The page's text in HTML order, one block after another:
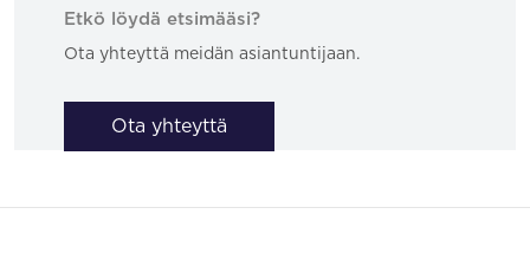
Etkö löydä etsimääsi?
Ota yhteyttä meidän asiantuntijaan.
Ota yhteyttä